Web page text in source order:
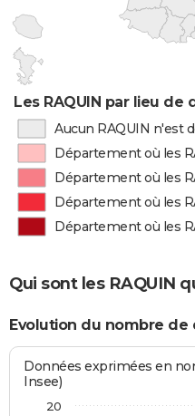
Les RAQUIN par lieu de
Aucun RAQUIN n'est
Département où les
Département où les
Département où les
Département où les
Qui sont les RAQUIN
Evolution du nombre de
Données exprimées en
Insee)
20